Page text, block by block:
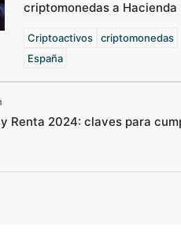
criptomonedas a Hacienda
Criptoactivos
criptomonedas
España
Renta 2024: claves para